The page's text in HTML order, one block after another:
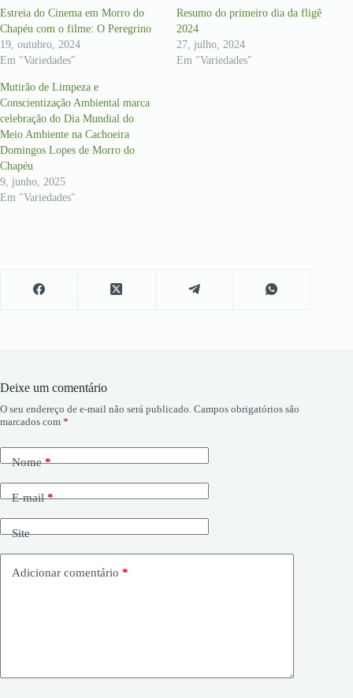
Estreia do Cinema em Morro do
Chapéu com o filme: O Peregrino
19, outubro, 2024
Em "Variedades"
Resumo do primeiro dia da fligê
2024
27, julho, 2024
Em "Variedades"
Mutirão de Limpeza e
Conscientização Ambiental marca
celebração do Dia Mundial do
Meio Ambiente na Cachoeira
Domingos Lopes de Morro do
Chapéu
9, junho, 2025
Em "Variedades"
Deixe um comentário
O seu endereço de e-mail não será publicado. Campos obrigatórios são
marcados com *
Nome*
E-mail*
Site
Adicionar comentário *